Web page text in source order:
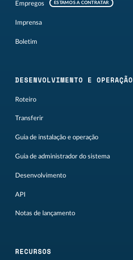
Empregos ESTAMOS A CONTRATAR
Imprensa
Boletim
DESENVOLVIMENTO E OPERAÇÃO
Roteiro
Transferir
Guia de instalação e operação
Guia de administrador do sistema
Desenvolvimento
API
Notas de lançamento
RECURSOS